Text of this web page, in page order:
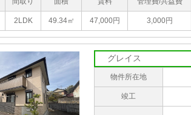
2LDK 49.34㎡ 47,000円 3,000円
グレイス
物件所在地
竣工